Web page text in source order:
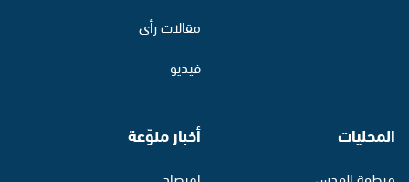
مقالات رأي
فيديو
المحليات أخبار منوّعة